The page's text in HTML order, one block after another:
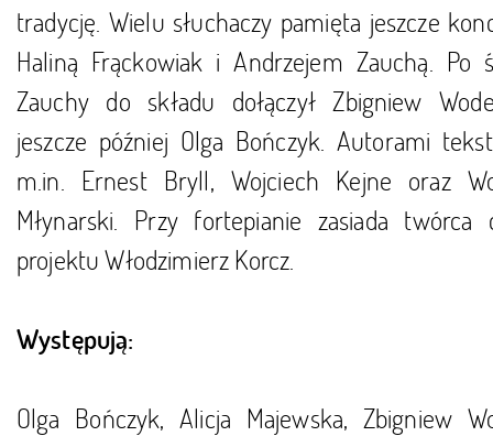
tradycję. Wielu słuchaczy pamięta jeszcze
Haliną Frąckowiak i Andrzejem Zauchą. Po
Zauchy do składu dołączył Zbigniew
jeszcze później Olga Bończyk. Autorami
m.in. Ernest Bryll, Wojciech Kejne oraz
Młynarski. Przy fortepianie zasiada twórca
projektu Włodzimierz Korcz.
Występują:
Olga Bończyk, Alicja Majewska, Zbigniew